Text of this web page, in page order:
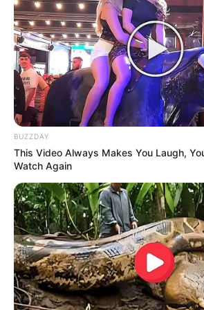
que desgarra el alma
al pensar en la
tripulantes. Hay un
espeluznante detrás de
velocidad y cómo
atmósfera aquí afuera
sumamente densa que
verdaderamente se
con un cuchillo de la
relató con profunda
un conductor clave
perimetral.
Múltiples patrullas oficiales de
BUZZDAY
This Video Always Makes You Laugh,
Watch Again